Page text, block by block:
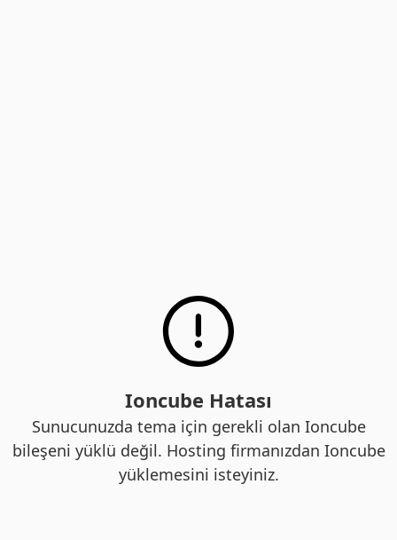
Ioncube Hatası
Sunucunuzda tema için gerekli olan Ioncube
bileşeni yüklü değil. Hosting firmanızdan Ioncube
yüklemesini isteyiniz.